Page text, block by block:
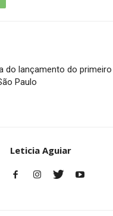
do lançamento do primeiro
Paulo
Leticia Aguiar